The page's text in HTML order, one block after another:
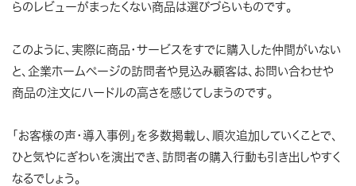
らのレビューがまったくない商品は選びづらいものです。
このように、実際に商品・サービスをすでに購入した仲間がいない
と、企業ホームページの訪問者や見込み顧客は、お問い合わせや
商品の注文にハードルの高さを感じてしまうのです。
「お客様の声・導入事例」を多数掲載し、順次追加していくことで、
ひと気やにぎわいを演出でき、訪問者の購入行動も引き出しやすく
なるでしょう。